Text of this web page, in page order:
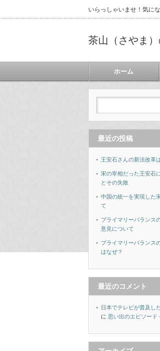
いらっしゃいませ！気に
茶山（さやま
ホーム
最近の投稿
王安石さんの新法改革
宋の宰相だった王安石
とその失敗
中国の統一を実現した
て
プライマリーバランス
意見について
プライマリーバランス
はなぜ？
最近のコメント
日本でテレビが普及し
に 思い出のエピソード